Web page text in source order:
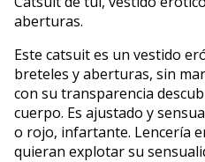
aberturas.
Este catsuit es un vestido
breteles y aberturas, sin
con su transparencia
cuerpo. Es ajustado y
o rojo, infartante. Lencería
quieran explotar su